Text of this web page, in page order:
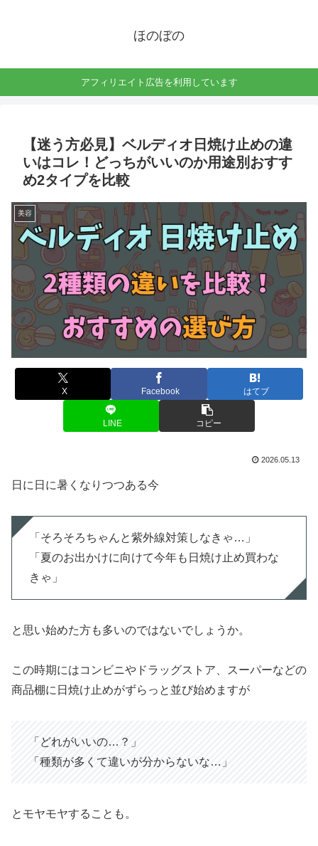
ほのぼの
アフィリエイト広告を利用しています
【迷う方必見】ベルディオ日焼け止めの違
いはコレ！どっちがいいのか用途別おすす
め2タイプを比較
美容
X Facebook はてブ
LINE コピー
2026.05.13
日に日に暑くなりつつある今
「そろそろちゃんと紫外線対策しなきゃ…」
「夏のお出かけに向けて今年も日焼け止め買わな
きゃ」
と思い始めた方も多いのではないでしょうか。
この時期にはコンビニやドラッグストア、スーパーなどの
商品棚に日焼け止めがずらっと並び始めますが
「どれがいいの…？」
「種類が多くて違いが分からないな…」
とモヤモヤすることも。